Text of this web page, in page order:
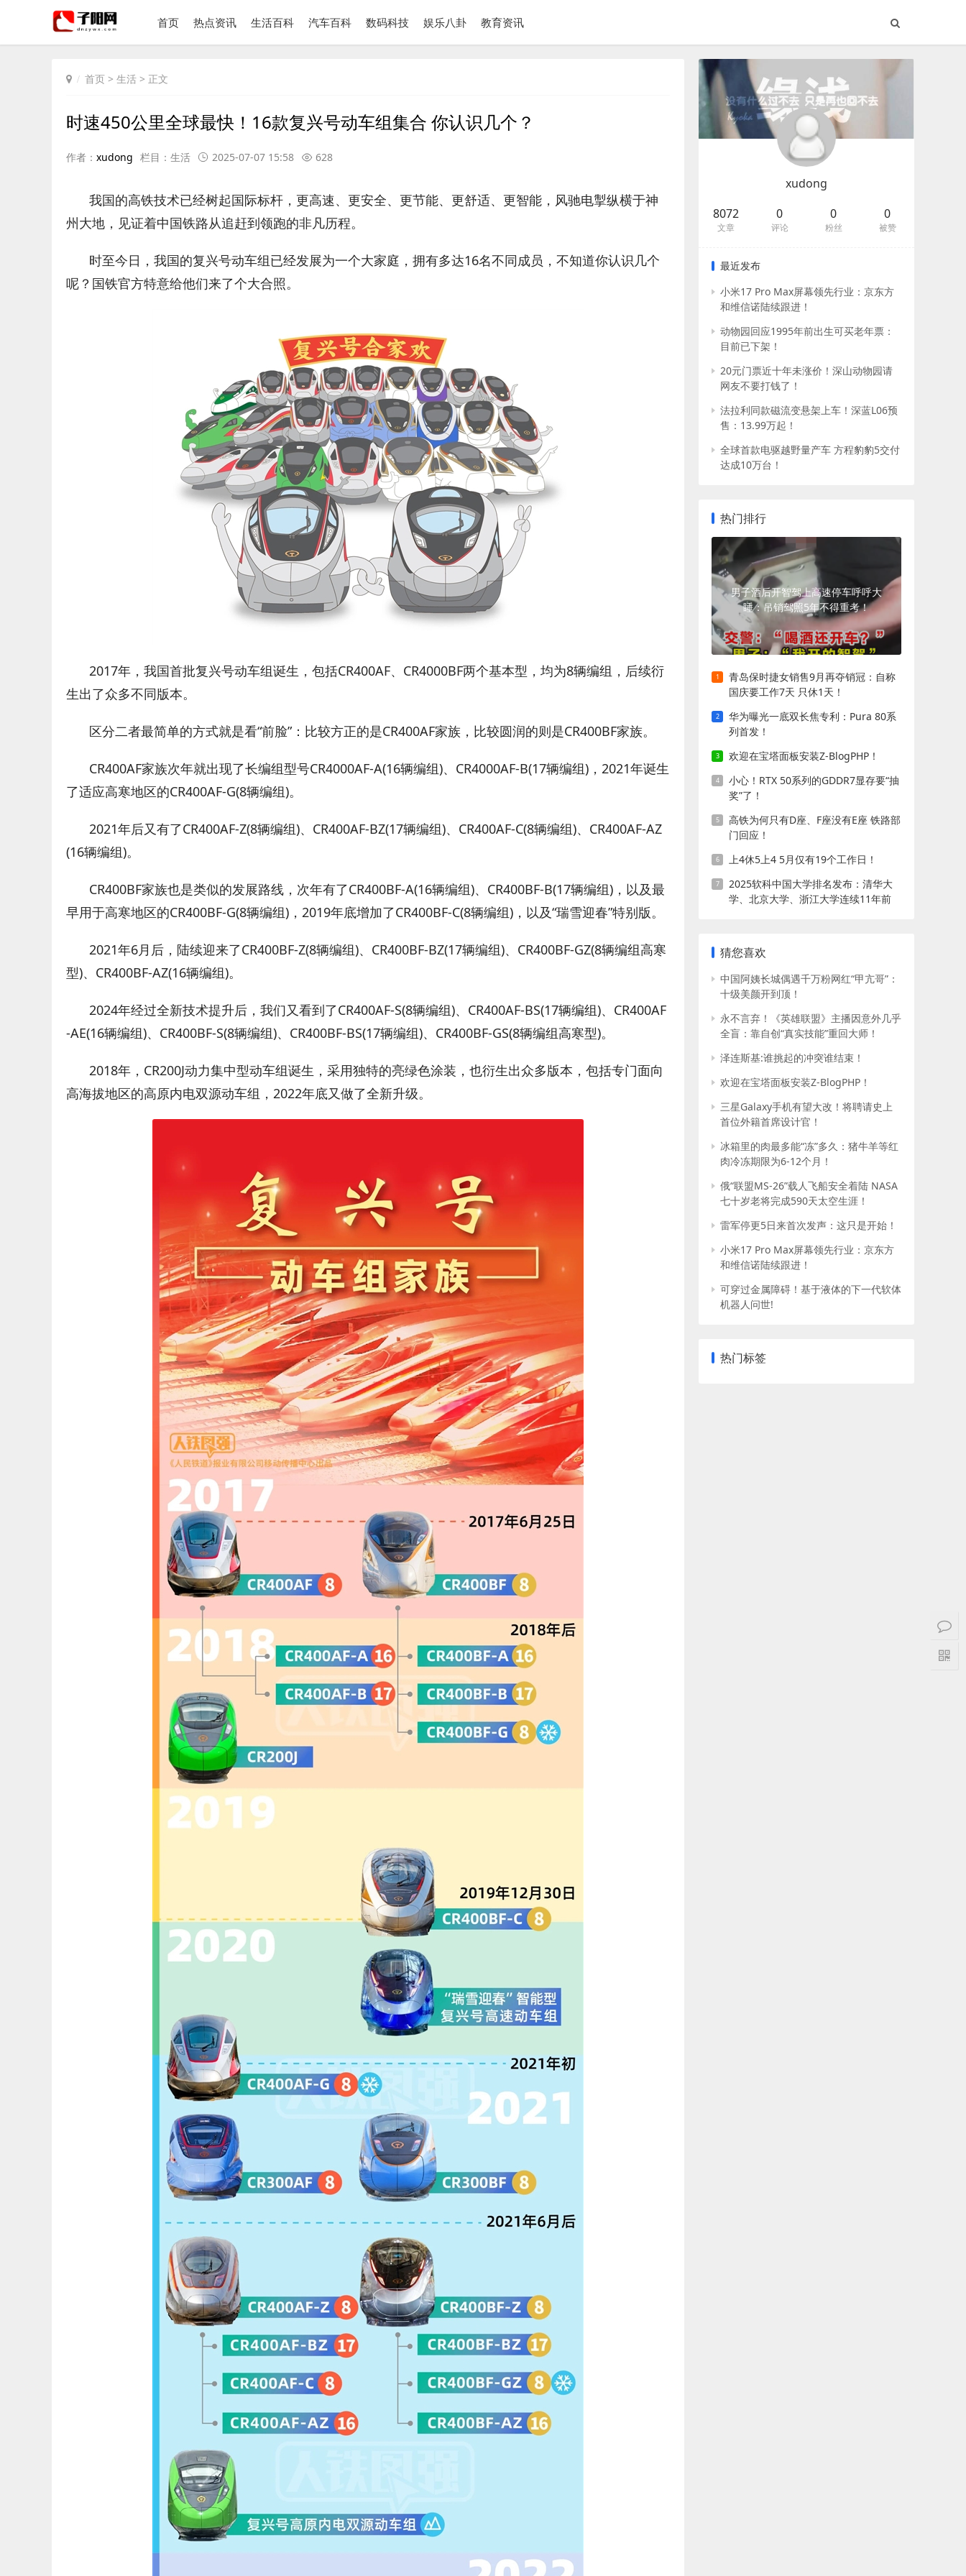
首页 热点资讯 生活百科 汽车百科 数码科技 娱乐八卦 教育资讯
首页 > 生活 > 正文
时速450公里全球最快！16款复兴号动车组集合 你认识几个？
作者： xudong 栏目： 生活 2025-07-07 15:58 628
我国的高铁技术已经树起国际标杆，更高速、更安全、更节能、更舒适、更智能，风驰电掣纵横于神
州大地，见证着中国铁路从追赶到领跑的非凡历程。
时至今日，我国的复兴号动车组已经发展为一个大家庭，拥有多达16名不同成员，不知道你认识几个
呢？国铁官方特意给他们来了个大合照。
2017年，我国首批复兴号动车组诞生，包括CR400AF、CR4000BF两个基本型，均为8辆编组，后续衍
生出了众多不同版本。
区分二者最简单的方式就是看“前脸”：比较方正的是CR400AF家族，比较圆润的则是CR400BF家族。
CR400AF家族次年就出现了长编组型号CR4000AF-A(16辆编组)、CR4000AF-B(17辆编组)，2021年诞生
了适应高寒地区的CR400AF-G(8辆编组)。
2021年后又有了CR400AF-Z(8辆编组)、CR400AF-BZ(17辆编组)、CR400AF-C(8辆编组)、CR400AF-AZ
(16辆编组)。
CR400BF家族也是类似的发展路线，次年有了CR400BF-A(16辆编组)、CR400BF-B(17辆编组)，以及最
早用于高寒地区的CR400BF-G(8辆编组)，2019年底增加了CR400BF-C(8辆编组)，以及“瑞雪迎春”特别版。
2021年6月后，陆续迎来了CR400BF-Z(8辆编组)、CR400BF-BZ(17辆编组)、CR400BF-GZ(8辆编组高寒
型)、CR400BF-AZ(16辆编组)。
2024年经过全新技术提升后，我们又看到了CR400AF-S(8辆编组)、CR400AF-BS(17辆编组)、CR400AF
-AE(16辆编组)、CR400BF-S(8辆编组)、CR400BF-BS(17辆编组)、CR400BF-GS(8辆编组高寒型)。
2018年，CR200J动力集中型动车组诞生，采用独特的亮绿色涂装，也衍生出众多版本，包括专门面向
高海拔地区的高原内电双源动车组，2022年底又做了全新升级。
xudong
8072
文章
0
评论
0
粉丝
0
被赞
最近发布
小米17 Pro Max屏幕领先行业：京东方
和维信诺陆续跟进！
动物园回应1995年前出生可买老年票：
目前已下架！
20元门票近十年未涨价！深山动物园请
网友不要打钱了！
法拉利同款磁流变悬架上车！深蓝L06预
售：13.99万起！
全球首款电驱越野量产车 方程豹豹5交付
达成10万台！
热门排行
男子酒后开智驾上高速停车呼呼大
睡：吊销驾照5年不得重考！
青岛保时捷女销售9月再夺销冠：自称
国庆要工作7天 只休1天！
华为曝光一底双长焦专利：Pura 80系
列首发！
欢迎在宝塔面板安装Z-BlogPHP！
小心！RTX 50系列的GDDR7显存要“抽
奖”了！
高铁为何只有D座、F座没有E座 铁路部
门回应！
上4休5上4 5月仅有19个工作日！
2025软科中国大学排名发布：清华大
学、北京大学、浙江大学连续11年前
猜您喜欢
中国阿姨长城偶遇千万粉网红“甲亢哥”：
十级美颜开到顶！
永不言弃！《英雄联盟》主播因意外几乎
全盲：靠自创“真实技能”重回大师！
泽连斯基:谁挑起的冲突谁结束！
欢迎在宝塔面板安装Z-BlogPHP！
三星Galaxy手机有望大改！将聘请史上
首位外籍首席设计官！
冰箱里的肉最多能“冻”多久：猪牛羊等红
肉冷冻期限为6-12个月！
俄“联盟MS-26”载人飞船安全着陆 NASA
七十岁老将完成590天太空生涯！
雷军停更5日来首次发声：这只是开始！
小米17 Pro Max屏幕领先行业：京东方
和维信诺陆续跟进！
可穿过金属障碍！基于液体的下一代软体
机器人问世!
热门标签